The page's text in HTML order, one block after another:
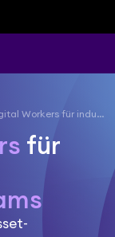
Ultimo präsentiert neue Digital Workers für industrielle Instandhaltungsteams
für